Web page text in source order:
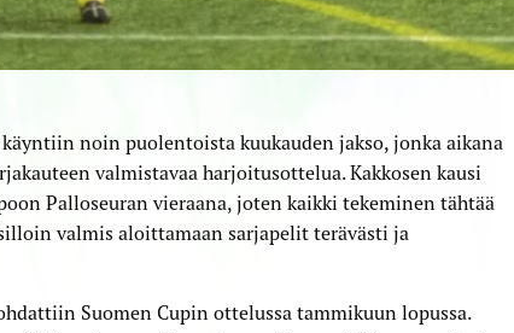
noin puolentoista kuukauden jakso, jonka aikana
valmistavaa harjoitusottelua. Kakkosen kausi
Palloseuran vieraana, joten kaikki tekeminen tähtää
valmis aloittamaan sarjapelit terävästi ja
Suomen Cupin ottelussa tammikuun lopussa.